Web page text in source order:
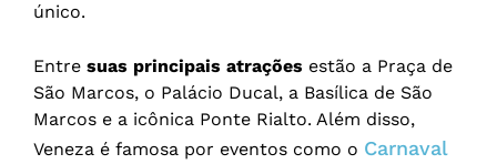
único.
Entre suas principais atrações estão a Praça de
São Marcos, o Palácio Ducal, a Basílica de São
Marcos e a icônica Ponte Rialto. Além disso,
Veneza é famosa por eventos como o Carnaval